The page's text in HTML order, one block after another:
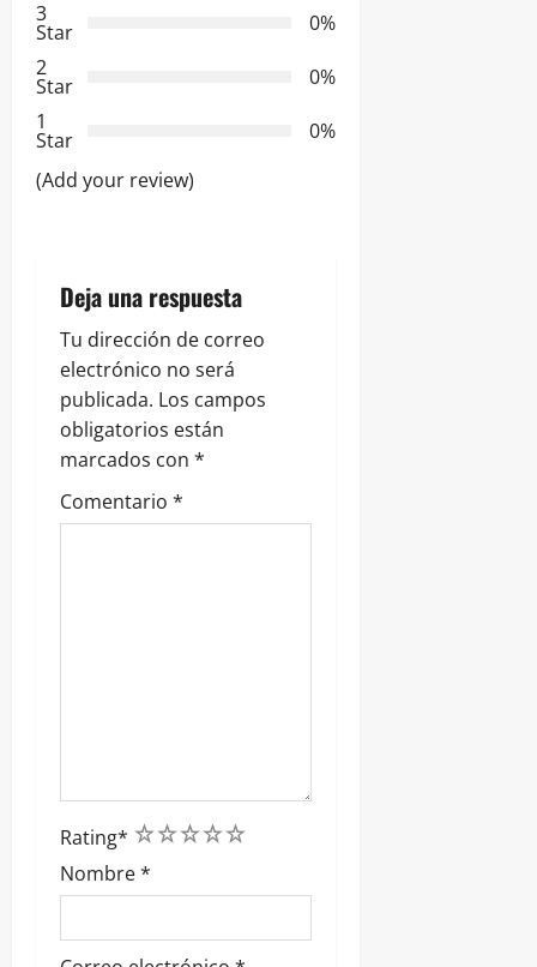
ó
n
d
e
n
t
r
a
d
a
3
Star
0%
2
Star
0%
1
Star
0%
(Add your review)
Deja una respuesta
Tu dirección de correo
electrónico no será
publicada. Los campos
obligatorios están
marcados con *
Comentario *
Rating* 5
4
3
2
1
Nombre*